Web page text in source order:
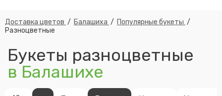
Доставка цветов / Балашиха / Популярные букеты /
Разноцветные
Букеты разноцветные
в Балашихе